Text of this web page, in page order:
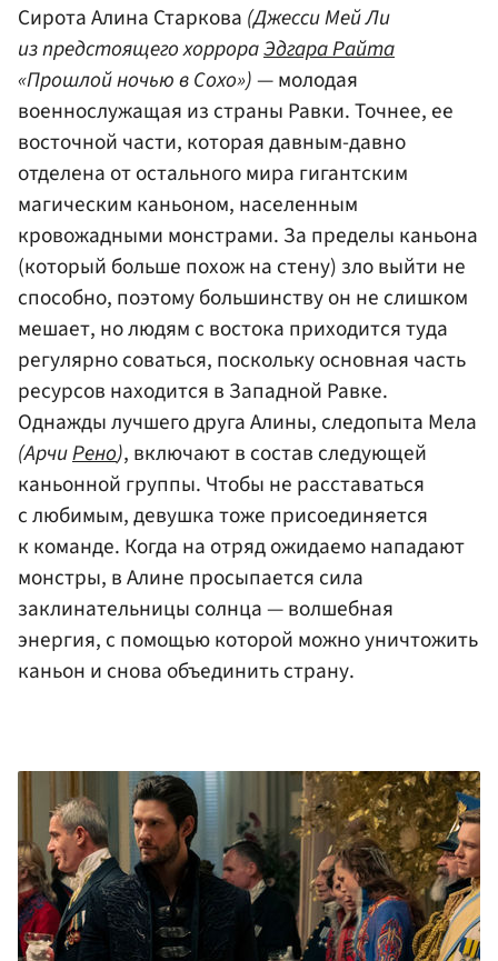
Сирота Алина Старкова (Джесси Мей Ли
из предстоящего хоррораЭдгара Райта
«Прошлой ночью в Сохо»)— молодая
военнослужащая из страны Равки. Точнее, ее
восточной части, которая давным-давно
отделена от остального мира гигантским
магическим каньоном, населенным
кровожадными монстрами. За пределы каньона
(который больше похож на стену) зло выйти не
способно, поэтому большинству он не слишком
мешает, но людям с востока приходится туда
регулярно соваться, поскольку основная часть
ресурсов находится в Западной Равке.
Однажды лучшего друга Алины, следопыта Мела
(АрчиРено), включают в состав следующей
каньонной группы. Чтобы не расставаться
с любимым, девушка тоже присоединяется
к команде. Когда на отряд ожидаемо нападают
монстры, в Алине просыпается сила
заклинательницы солнца — волшебная
энергия, с помощью которой можно уничтожить
каньон и снова объединить страну.